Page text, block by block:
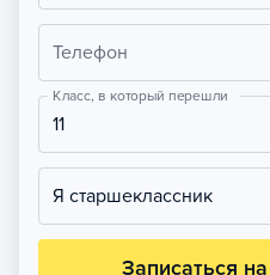
Телефон
Класс, в который перешли
11
Я старшеклассник
Записаться